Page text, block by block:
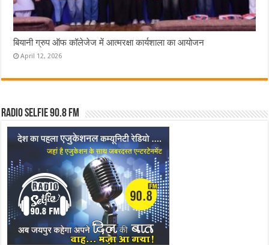
बियानी ग्रुप ऑफ कॉलेजेज में आत्मरक्षा कार्यशाला का आयोजन
April 12, 2026
Radio Selfie 90.8 FM